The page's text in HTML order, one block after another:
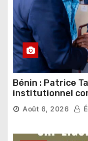
Bénin : Patrice
institutionnel
Sénat
Août 6, 2026